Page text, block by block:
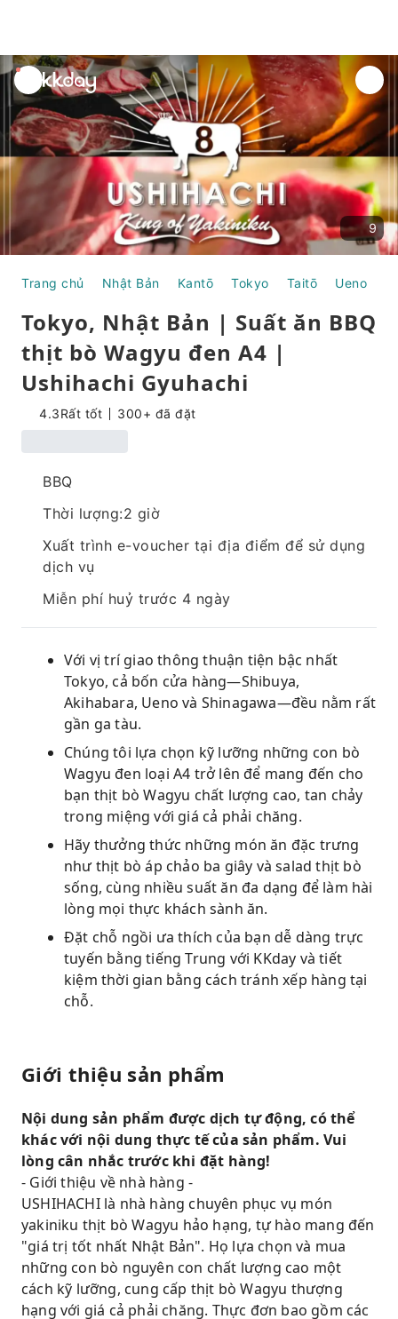
unread
notifications
9
Trang chủ Nhật Bản Kantō Tokyo Taitō Ueno
Tokyo, Nhật Bản | Suất ăn BBQ
thịt bò Wagyu đen A4 |
Ushihachi Gyuhachi
4.3Rất tốt 300+ đã đặt
BBQ
Thời lượng:2 giờ
Xuất trình e-voucher tại địa điểm để sử dụng
dịch vụ
Miễn phí huỷ trước 4 ngày
Với vị trí giao thông thuận tiện bậc nhất
Tokyo, cả bốn cửa hàng—Shibuya,
Akihabara, Ueno và Shinagawa—đều nằm rất
gần ga tàu.
Chúng tôi lựa chọn kỹ lưỡng những con bò
Wagyu đen loại A4 trở lên để mang đến cho
bạn thịt bò Wagyu chất lượng cao, tan chảy
trong miệng với giá cả phải chăng.
Hãy thưởng thức những món ăn đặc trưng
như thịt bò áp chảo ba giây và salad thịt bò
sống, cùng nhiều suất ăn đa dạng để làm hài
lòng mọi thực khách sành ăn.
Đặt chỗ ngồi ưa thích của bạn dễ dàng trực
tuyến bằng tiếng Trung với KKday và tiết
kiệm thời gian bằng cách tránh xếp hàng tại
chỗ.
Giới thiệu sản phẩm
Nội dung sản phẩm được dịch tự động, có thể
khác với nội dung thực tế của sản phẩm. Vui
lòng cân nhắc trước khi đặt hàng!
- Giới thiệu về nhà hàng -
USHIHACHI là nhà hàng chuyên phục vụ món
yakiniku thịt bò Wagyu hảo hạng, tự hào mang đến
"giá trị tốt nhất Nhật Bản". Họ lựa chọn và mua
những con bò nguyên con chất lượng cao một
cách kỹ lưỡng, cung cấp thịt bò Wagyu thượng
hạng với giá cả phải chăng. Thực đơn bao gồm các